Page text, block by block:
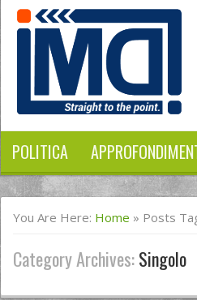
POLITICA
You Are Here: Home » Posts
Category Archives:Singolo